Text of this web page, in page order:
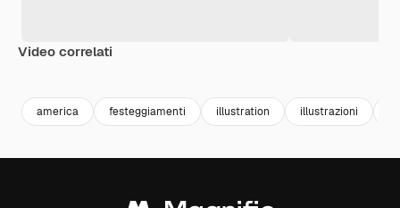
Video correlati
america festeggiamenti illustration illustrazioni